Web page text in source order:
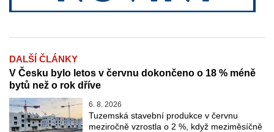
DALŠÍ ČLÁNKY
V Česku bylo letos v červnu dokončeno o 18 % méně
bytů než o rok dříve
6. 8. 2026
Tuzemská stavební produkce v červnu
meziročně vzrostla o 2 %, když meziměsíčně